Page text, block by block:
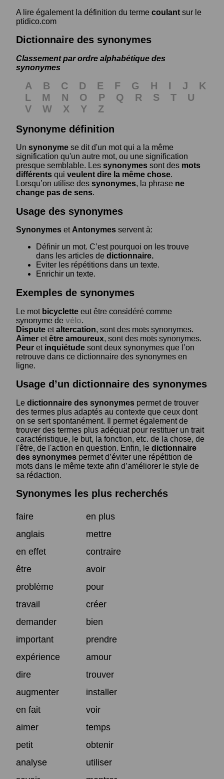
A lire également la définition du terme coulant sur le
ptidico.com
Dictionnaire des synonymes
Classement par ordre alphabétique des
synonymes
A B C D E F G H I J
K
L
M N O P Q R S T
U
V
W X Y
Z
Synonyme définition
Un synonyme se dit d'un mot qui a la même
signification qu'un autre mot, ou une signification
presque semblable. Les synonymes sont des mots
différents qui veulent dire la même chose.
Lorsqu’on utilise des synonymes, la phrase ne
change pas de sens.
Usage des synonymes
Synonymes etAntonymes servent à:
Définir un mot. C’est pourquoi on les trouve
dans les articles de dictionnaire.
Eviter les répétitions dans un texte.
Enrichir un texte.
Exemples de synonymes
Le mot bicyclette eut être considéré comme
synonyme de vélo.
Dispute etaltercation, sont des mots synonymes.
Aimer etêtre amoureux, sont des mots synonymes.
Peur et inquiétude sont deux synonymes que l’on
retrouve dans ce dictionnaire des synonymes en
ligne.
Usage d’un dictionnaire des synonymes
Le dictionnaire des synonymes permet de trouver
des termes plus adaptés au contexte que ceux dont
on se sert spontanément. Il permet également de
trouver des termes plus adéquat pour restituer un trait
caractéristique, le but, la fonction, etc. de la chose, de
l'être, de l'action en question. Enfin, le dictionnaire
des synonymes permet d’éviter une répétition de
mots dans le même texte afin d’améliorer le style de
sa rédaction.
Synonymes les plus recherchés
faire
en plus
anglais
mettre
en effet
contraire
être
avoir
problème
pour
travail
créer
demander
bien
important
prendre
expérience
amour
dire
trouver
augmenter
installer
en fait
voir
aimer
temps
petit
obtenir
analyse
utiliser